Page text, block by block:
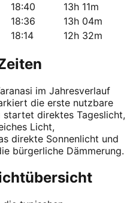
18:40
13h 11m
18:36
13h 04m
18:14 12h 32m
im Jahresverlauf
die erste nutzbare
startet direktes Tageslicht,
Licht,
direkte Sonnenlicht und
bürgerliche Dämmerung.